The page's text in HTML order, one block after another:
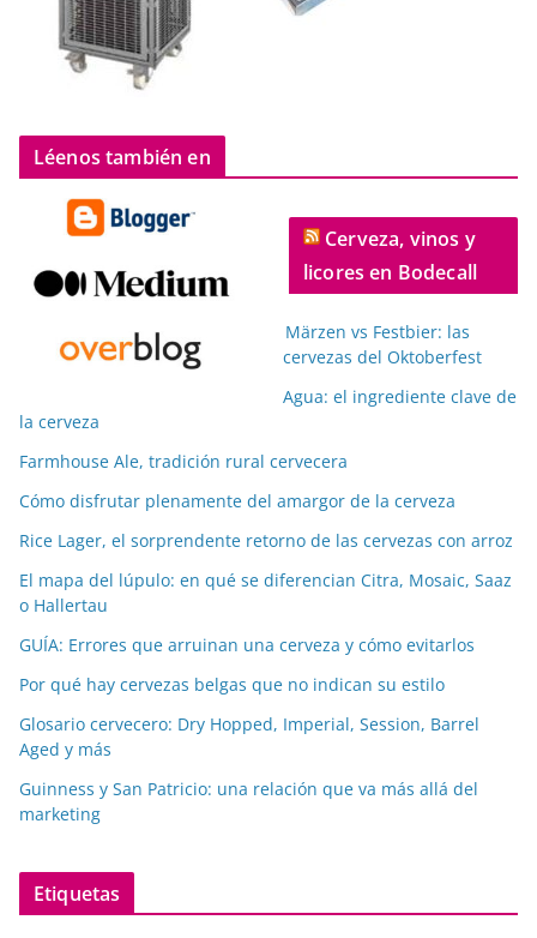
Léenos también en
Cerveza, vinos y
licores en Bodecall
Märzen vs Festbier: las
cervezas del Oktoberfest
Agua: el ingrediente clave de
la cerveza
Farmhouse Ale, tradición rural cervecera
Cómo disfrutar plenamente del amargor de la cerveza
Rice Lager, el sorprendente retorno de las cervezas con arroz
El mapa del lúpulo: en qué se diferencian Citra, Mosaic, Saaz
o Hallertau
GUÍA: Errores que arruinan una cerveza y cómo evitarlos
Por qué hay cervezas belgas que no indican su estilo
Glosario cervecero: Dry Hopped, Imperial, Session, Barrel
Aged y más
Guinness y San Patricio: una relación que va más allá del
marketing
Etiquetas